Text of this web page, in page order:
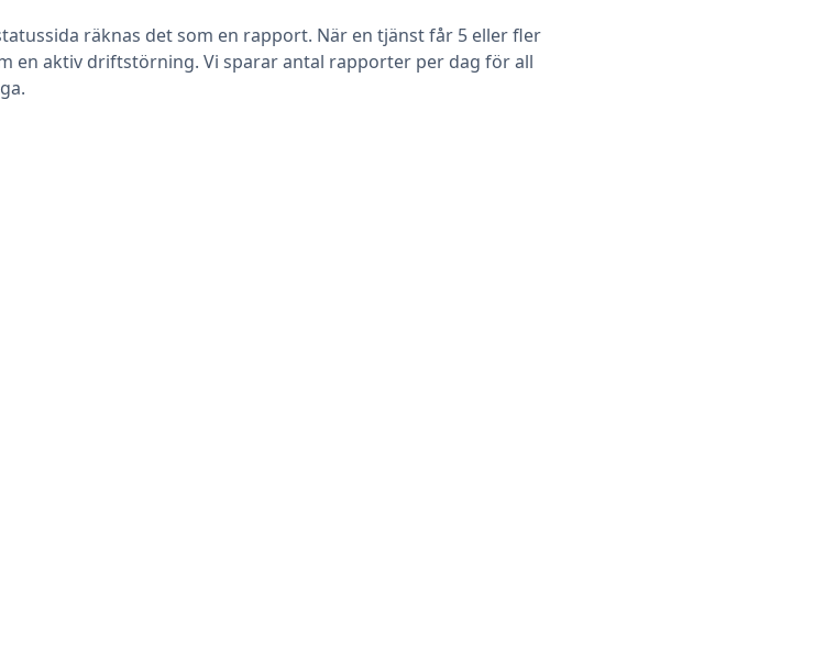
räknas det som en rapport. När en tjänst får 5 eller fler
en aktiv driftstörning. Vi sparar antal rapporter per dag för all